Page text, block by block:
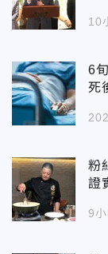
10
6
死
粉
證
9